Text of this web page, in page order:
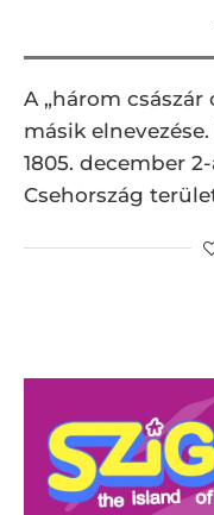
A „három császár
másik
1805. december
Csehország